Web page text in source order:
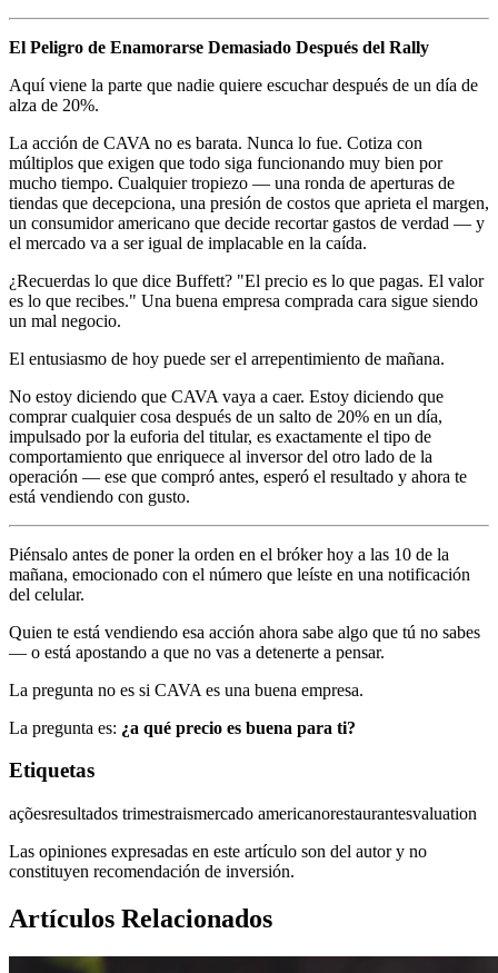
El Peligro de Enamorarse Demasiado Después del Rally
Aquí viene la parte que nadie quiere escuchar después de un día de
alza de 20%.
La acción de CAVA no es barata. Nunca lo fue. Cotiza con
múltiplos que exigen que todo siga funcionando muy bien por
mucho tiempo. Cualquier tropiezo — una ronda de aperturas de
tiendas que decepciona, una presión de costos que aprieta el margen,
un consumidor americano que decide recortar gastos de verdad — y
el mercado va a ser igual de implacable en la caída.
¿Recuerdas lo que dice Buffett? "El precio es lo que pagas. El valor
es lo que recibes." Una buena empresa comprada cara sigue siendo
un mal negocio.
El entusiasmo de hoy puede ser el arrepentimiento de mañana.
No estoy diciendo que CAVA vaya a caer. Estoy diciendo que
comprar cualquier cosa después de un salto de 20% en un día,
impulsado por la euforia del titular, es exactamente el tipo de
comportamiento que enriquece al inversor del otro lado de la
operación — ese que compró antes, esperó el resultado y ahora te
está vendiendo con gusto.
Piénsalo antes de poner la orden en el bróker hoy a las 10 de la
mañana, emocionado con el número que leíste en una notificación
del celular.
Quien te está vendiendo esa acción ahora sabe algo que tú no sabes
— o está apostando a que no vas a detenerte a pensar.
La pregunta no es si CAVA es una buena empresa.
La pregunta es: ¿a qué precio es buena para ti?
Etiquetas
açõesresultados trimestraismercado americanorestaurantesvaluation
Las opiniones expresadas en este artículo son del autor y no
constituyen recomendación de inversión.
Artículos Relacionados